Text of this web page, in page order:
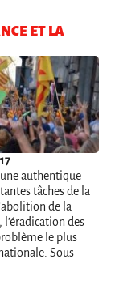
ET LA
authentique
tâches de la
de la
l’éradication des
le plus
Sous